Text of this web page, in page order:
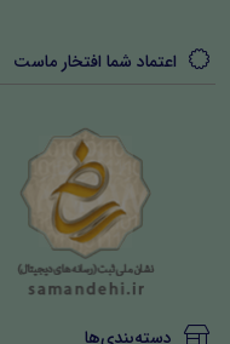
اعتماد شما افتخار ماست
دسته‌بندی‌ها